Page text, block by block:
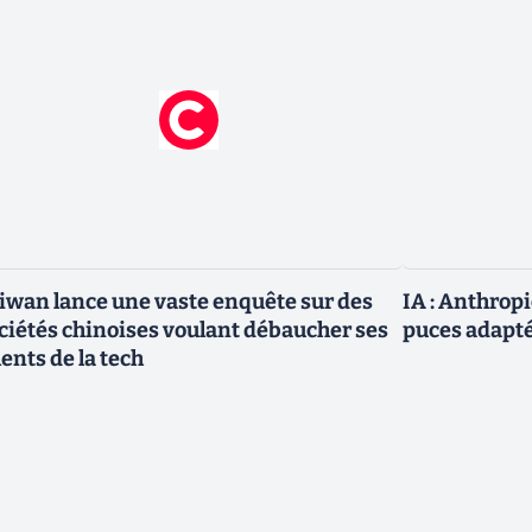
lance une vaste enquête sur des
chinoises voulant débaucher ses
de la tech
IA :
puces